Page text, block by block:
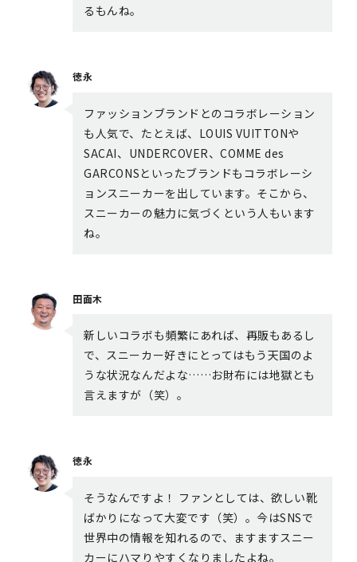
るもんね。
徳永
ファッションブランドとのコラボレーション
も人気で、たとえば、LOUIS VUITTONや
SACAI、UNDERCOVER、COMME des
GARCONSといったブランドもコラボレーシ
ョンスニーカーを出しています。そこから、
スニーカーの魅力に気づくという人もいます
ね。
田面木
新しいコラボも頻繁にあれば、再販もあるし
で、スニーカー好きにとってはもう天国のよ
うな状況なんだよな……お財布には地獄とも
言えますが（笑）。
徳永
そうなんですよ！ ファンとしては、欲しい靴
ばかりになって大変です（笑）。今はSNSで
世界中の情報を知れるので、ますますスニー
カーにハマりやすくなりましたよね。